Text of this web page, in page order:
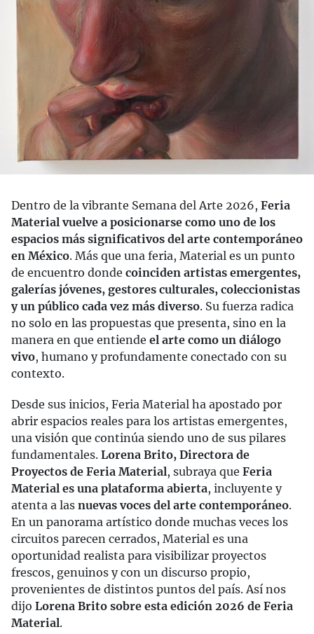
Dentro de la vibrante Semana del Arte 2026, Feria
Material vuelve a posicionarse como uno de los
espacios más significativos del arte contemporáneo
en México. Más que una feria, Material es un punto
de encuentro donde coinciden artistas emergentes,
galerías jóvenes, gestores culturales, coleccionistas
y un público cada vez más diverso. Su fuerza radica
no solo en las propuestas que presenta, sino en la
manera en que entiende el arte como un diálogo
vivo, humano y profundamente conectado con su
contexto.
Desde sus inicios, Feria Material ha apostado por
abrir espacios reales para los artistas emergentes,
una visión que continúa siendo uno de sus pilares
fundamentales. Lorena Brito, Directora de
Proyectos de Feria Material, subraya que Feria
Material es una plataforma abierta, incluyente y
atenta a las nuevas voces del arte contemporáneo.
En un panorama artístico donde muchas veces los
circuitos parecen cerrados, Material es una
oportunidad realista para visibilizar proyectos
frescos, genuinos y con un discurso propio,
provenientes de distintos puntos del país. Así nos
dijo Lorena Brito sobre esta edición 2026 de Feria
Material.